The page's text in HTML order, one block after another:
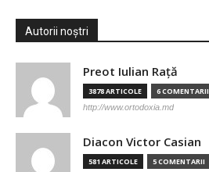
Autorii noștri
Preot Iulian Raţă
3878 ARTICOLE 6 COMENTARII
http://www.ortodoxia.md
Diacon Victor Casian
581 ARTICOLE 5 COMENTARII